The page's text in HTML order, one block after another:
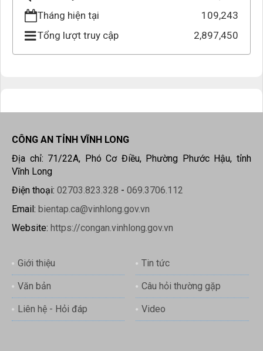
Tháng hiện tại
109,243
Tổng lượt truy cập
2,897,450
CÔNG AN TỈNH VĨNH LONG
Địa chỉ: 71/22A, Phó Cơ Điều, Phường Phước Hậu, tỉnh
Vĩnh Long
Điện thoại: 02703.823.328 - 069.3706.112
Email: bientap.ca@vinhlong.gov.vn
Website: https://congan.vinhlong.gov.vn
Giới thiệu Tin tức
Văn bản Câu hỏi thường gặp
Liên hệ - Hỏi đáp Video